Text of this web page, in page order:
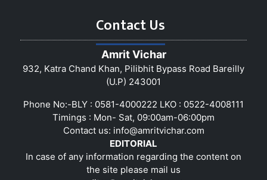
Contact Us
Amrit Vichar
932, Katra Chand Khan, Pilibhit Bypass Road Bareilly
(U.P) 243001
Phone No:-BLY : 0581-4000222 LKO : 0522-4008111
Timings : Mon- Sat, 09:00am-06:00pm
Contact us: info@amritvichar.com
EDITORIAL
In case of any information regarding the content on
the site please mail us